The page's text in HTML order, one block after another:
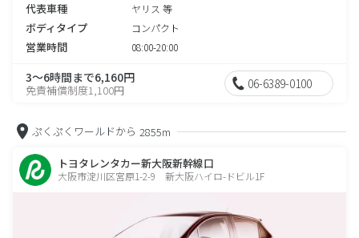
代表車種 ヤリス 等
ボディタイプ コンパクト
営業時間 08:00-20:00
3～6時間まで6,160円
免責補償制度1,100円 06-6389-0100
ぷくぷくワールドから 2855m
トヨタレンタカー新大阪新幹線口
大阪市淀川区宮原1-2-9 新大阪ハイロ-ドビル1F